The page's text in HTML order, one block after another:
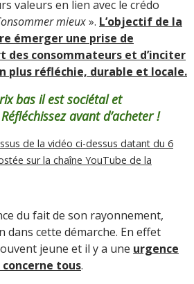
valeurs en lien avec le crédo
mieux». L’objectif de la
émerger une prise de
des consommateurs et d’inciter
plus réfléchie, durable et locale.
bas il est sociétal et
avant d’acheter!
de la vidéo ci-dessus datant du 6
sur la chaîne YouTube de la
du fait de son rayonnement,
cette démarche. En effet
jeune et il y a une urgence
tous.